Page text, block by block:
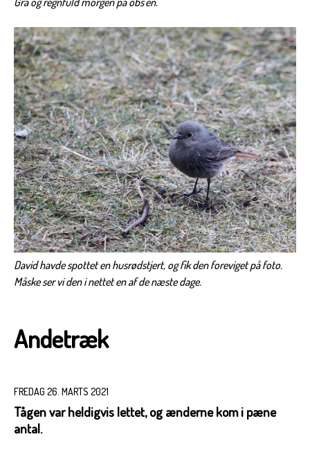
David havde spottet en husrødstjert, og fik den foreviget på foto.
Måske ser vi den i nettet en af de næste dage.
Andetræk
FREDAG 26. MARTS 2021
Tågen var heldigvis lettet, og ænderne kom i pæne
antal.